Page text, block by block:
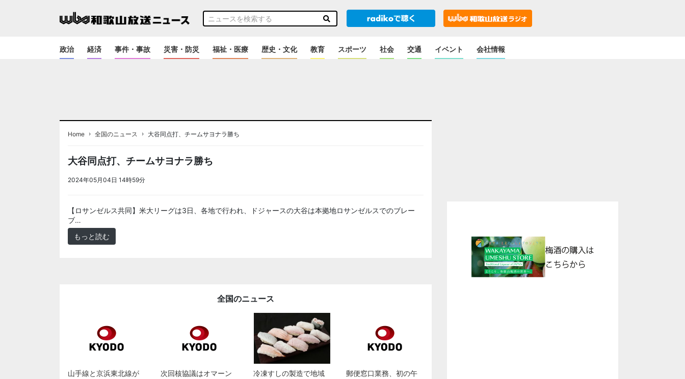
政治 経済 事件・事故 災害・防災 福祉・医療 歴史・文化 教育 スポーツ 社会 交通 イベント 会社情報
Home › 全国のニュース › 大谷同点打、チームサヨナラ勝ち
大谷同点打、チームサヨナラ勝ち
2024年05月04日 14時59分
【ロサンゼルス共同】米大リーグは3日、各地で行われ、ドジャースの大谷は本拠地ロサンゼルスでのブレー
ブ…
もっと読む
全国のニュース
山手線と京浜東北線が
次回核協議はオマーン
冷凍すしの製造で地域
郵便窓口業務、初の午